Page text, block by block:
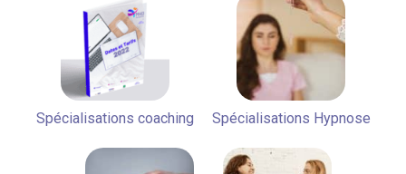
Spécialisations coaching Spécialisations Hypnose